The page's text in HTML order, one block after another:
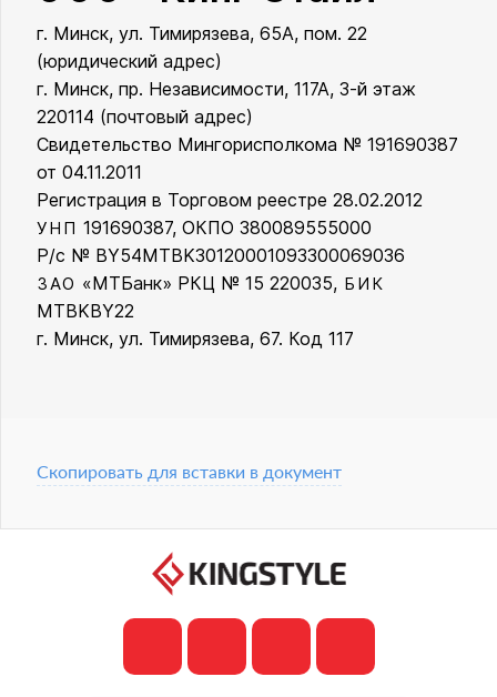
ООО «Кинг Стайл»
г. Минск, ул. Тимирязева, 65А, пом. 22
(юридический адрес)
г. Минск, пр. Независимости, 117А, 3-й этаж
220114 (почтовый адрес)
Свидетельство Мингорисполкома № 191690387
от 04.11.2011
Регистрация в Торговом реестре 28.02.2012
УНП 191690387, ОКПО 380089555000
Р/с № BY54MTBK30120001093300069036
ЗАО «МТБанк» РКЦ № 15 220035, БИК
MTBKBY22
г. Минск, ул. Тимирязева, 67. Код 117
Скопировать для вставки в документ